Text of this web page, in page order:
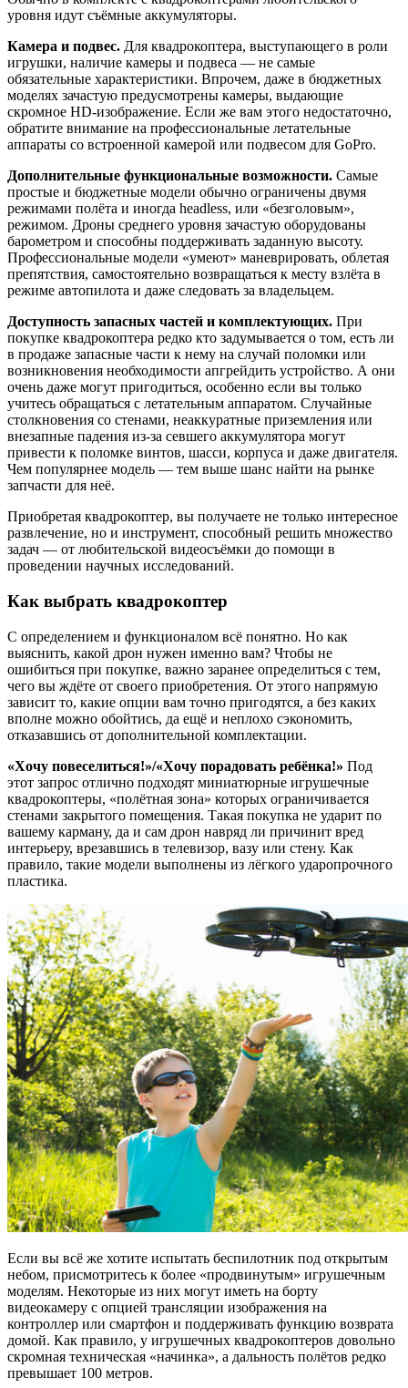
уровня идут съёмные аккумуляторы.
Камера и подвес. Для квадрокоптера, выступающего в роли
игрушки, наличие камеры и подвеса — не самые
обязательные характеристики. Впрочем, даже в бюджетных
моделях зачастую предусмотрены камеры, выдающие
скромное HD-изображение. Если же вам этого недостаточно,
обратите внимание на профессиональные летательные
аппараты со встроенной камерой или подвесом для GoPro.
Дополнительные функциональные возможности. Самые
простые и бюджетные модели обычно ограничены двумя
режимами полёта и иногда headless, или «безголовым»,
режимом. Дроны среднего уровня зачастую оборудованы
барометром и способны поддерживать заданную высоту.
Профессиональные модели «умеют» маневрировать, облетая
препятствия, самостоятельно возвращаться к месту взлёта в
режиме автопилота и даже следовать за владельцем.
Доступность запасных частей и комплектующих. При
покупке квадрокоптера редко кто задумывается о том, есть ли
в продаже запасные части к нему на случай поломки или
возникновения необходимости апгрейдить устройство. А они
очень даже могут пригодиться, особенно если вы только
учитесь обращаться с летательным аппаратом. Случайные
столкновения со стенами, неаккуратные приземления или
внезапные падения из-за севшего аккумулятора могут
привести к поломке винтов, шасси, корпуса и даже двигателя.
Чем популярнее модель — тем выше шанс найти на рынке
запчасти для неё.
Приобретая квадрокоптер, вы получаете не только интересное
развлечение, но и инструмент, способный решить множество
задач — от любительской видеосъёмки до помощи в
проведении научных исследований.
Как выбрать квадрокоптер
С определением и функционалом всё понятно. Но как
выяснить, какой дрон нужен именно вам? Чтобы не
ошибиться при покупке, важно заранее определиться с тем,
чего вы ждёте от своего приобретения. От этого напрямую
зависит то, какие опции вам точно пригодятся, а без каких
вполне можно обойтись, да ещё и неплохо сэкономить,
отказавшись от дополнительной комплектации.
«Хочу повеселиться!»/«Хочу порадовать ребёнка!» Под
этот запрос отлично подходят миниатюрные игрушечные
квадрокоптеры, «полётная зона» которых ограничивается
стенами закрытого помещения. Такая покупка не ударит по
вашему карману, да и сам дрон навряд ли причинит вред
интерьеру, врезавшись в телевизор, вазу или стену. Как
правило, такие модели выполнены из лёгкого ударопрочного
пластика.
Если вы всё же хотите испытать беспилотник под открытым
небом, присмотритесь к более «продвинутым» игрушечным
моделям. Некоторые из них могут иметь на борту
видеокамеру с опцией трансляции изображения на
контроллер или смартфон и поддерживать функцию возврата
домой. Как правило, у игрушечных квадрокоптеров довольно
скромная техническая «начинка», а дальность полётов редко
превышает 100 метров.